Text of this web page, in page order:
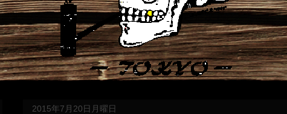
2015年7月20日月曜日